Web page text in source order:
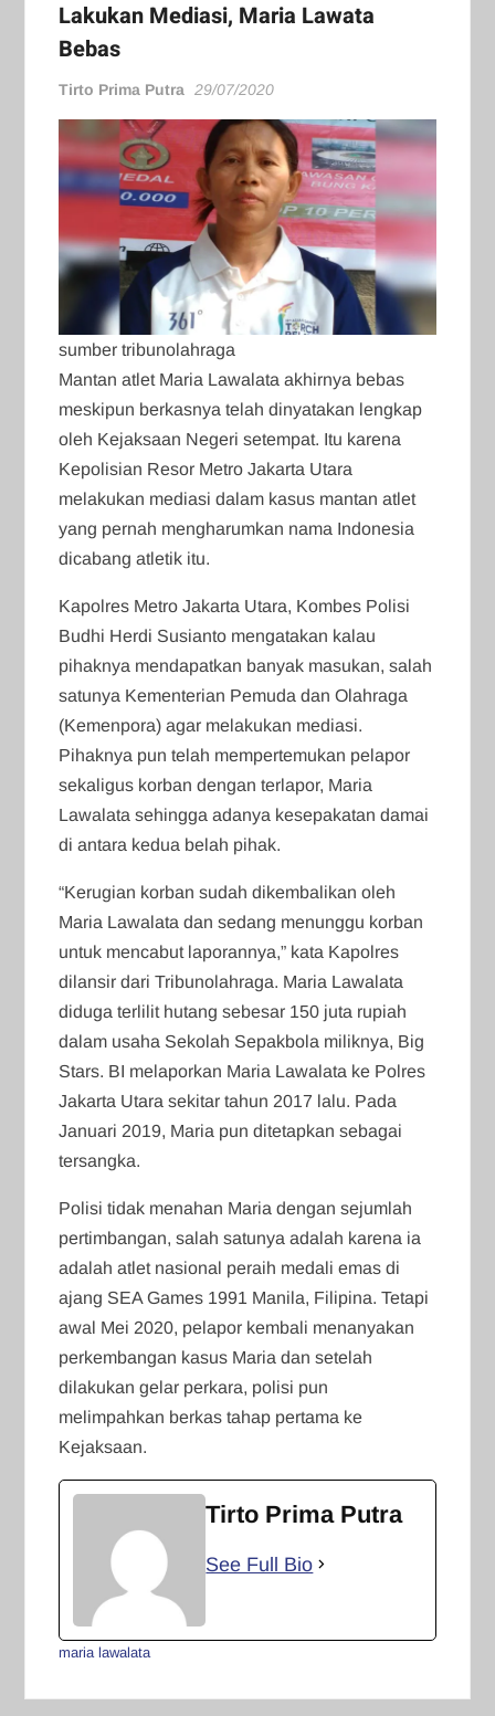
Lakukan Mediasi, Maria Lawata
Bebas
Tirto Prima Putra 29/07/2020
sumber tribunolahraga
Mantan atlet Maria Lawalata akhirnya bebas
meskipun berkasnya telah dinyatakan lengkap
oleh Kejaksaan Negeri setempat. Itu karena
Kepolisian Resor Metro Jakarta Utara
melakukan mediasi dalam kasus mantan atlet
yang pernah mengharumkan nama Indonesia
dicabang atletik itu.
Kapolres Metro Jakarta Utara, Kombes Polisi
Budhi Herdi Susianto mengatakan kalau
pihaknya mendapatkan banyak masukan, salah
satunya Kementerian Pemuda dan Olahraga
(Kemenpora) agar melakukan mediasi.
Pihaknya pun telah mempertemukan pelapor
sekaligus korban dengan terlapor, Maria
Lawalata sehingga adanya kesepakatan damai
di antara kedua belah pihak.
“Kerugian korban sudah dikembalikan oleh
Maria Lawalata dan sedang menunggu korban
untuk mencabut laporannya,” kata Kapolres
dilansir dari Tribunolahraga. Maria Lawalata
diduga terlilit hutang sebesar 150 juta rupiah
dalam usaha Sekolah Sepakbola miliknya, Big
Stars. BI melaporkan Maria Lawalata ke Polres
Jakarta Utara sekitar tahun 2017 lalu. Pada
Januari 2019, Maria pun ditetapkan sebagai
tersangka.
Polisi tidak menahan Maria dengan sejumlah
pertimbangan, salah satunya adalah karena ia
adalah atlet nasional peraih medali emas di
ajang SEA Games 1991 Manila, Filipina. Tetapi
awal Mei 2020, pelapor kembali menanyakan
perkembangan kasus Maria dan setelah
dilakukan gelar perkara, polisi pun
melimpahkan berkas tahap pertama ke
Kejaksaan.
Tirto Prima Putra
See Full Bio
maria lawalata